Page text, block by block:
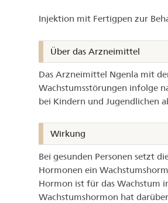
Ngenla®
Injektion mit Fertigpen zur
Über das Arzneimittel
Das Arzneimittel Ngenla mit
Wachstumsstörungen infolge
bei Kindern und Jugendlichen
Wirkung
Bei gesunden Personen setzt
Hormonen ein
Hormon ist für das Wachstum
Wachstumshormon hat